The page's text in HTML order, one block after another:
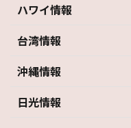
ハワイ情報
台湾情報
沖縄情報
日光情報